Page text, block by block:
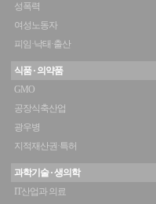
성폭력
여성노동자
피임·낙태·출산
식품 · 의약품
GMO
공장식축산업
광우병
지적재산권·특허
과학기술 · 생의학
IT산업과 의료